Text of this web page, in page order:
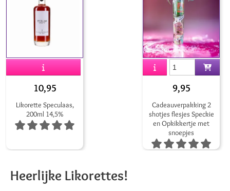
wat je nodig hebt. Geniet solo of deel een moment van
samenzijn met een heerlijk kopje thee.
10,95
Likorette Speculaas,
200ml 14,5%
9,95
Cadeauverpakking 2
shotjes flesjes Speckie
en Opkikkertje met
snoepjes
Heerlijke Likorettes!